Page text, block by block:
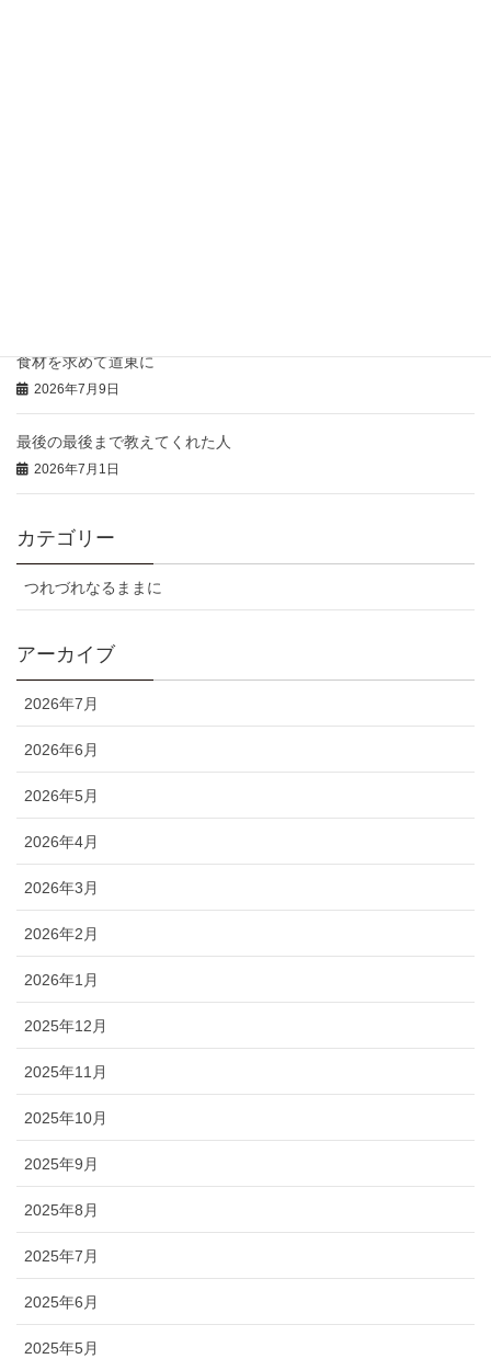
食材を求めて道東に
2026年7月9日
最後の最後まで教えてくれた人
2026年7月1日
カテゴリー
つれづれなるままに
アーカイブ
2026年7月
2026年6月
2026年5月
2026年4月
2026年3月
2026年2月
2026年1月
2025年12月
2025年11月
2025年10月
2025年9月
2025年8月
2025年7月
2025年6月
2025年5月